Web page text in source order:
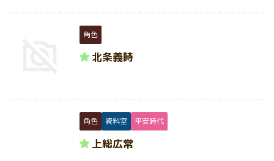
角色
北条義時
角色 資料室 平安時代
上総広常